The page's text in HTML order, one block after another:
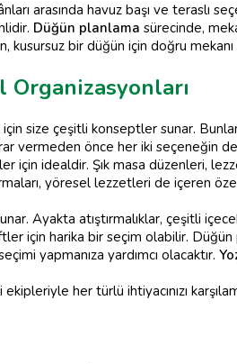
arasında havuz başı ve teraslı
Düğün planlama sürecinde,
kusursuz bir düğün için doğru
size çeşitli konseptler sunar.
vermeden önce her iki seçeneğin
idealdir. Şık masa düzenleri,
yöresel lezzetleri de içeren
Ayakta atıştırmalıklar, çeşitli
için harika bir seçim olabilir. Düğün
yapmanıza yardımcı olacaktır.
her türlü ihtiyacınızı